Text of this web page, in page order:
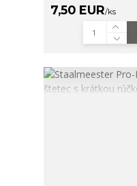
7,50 EUR/ks